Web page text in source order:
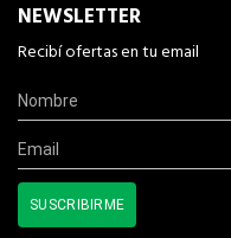
NEWSLETTER
Recibí ofertas en tu email